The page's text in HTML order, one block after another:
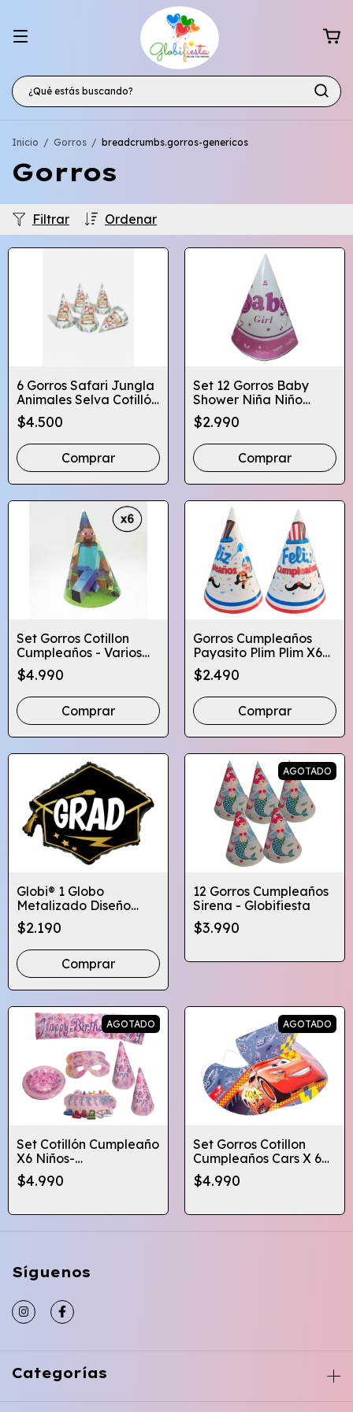
Inicio / Gorros / breadcrumbs.gorros-genericos
Gorros
Ordenar
Filtrar
6 Gorros Safari Jungla
Animales Selva Cotillón
Cumpleaños
$4.500
Set 12 Gorros Baby
Shower Niña Niño
Cotillón Celebración
$2.990
Comprar
Set Gorros Cotillon
Cumpleaños - Varios
Personajes - X6 Pcs
$4.990
Comprar
Gorros Cumpleaños
Payasito Plim Plim X6
Unidades Globifiesta
$2.490
Comprar
Globi® 1 Globo
Metalizado Diseño
Graduación - Varios
Diseños
$2.190
Comprar
AGOTADO
12 Gorros Cumpleaños
Sirena - Globifiesta
$3.990
AGOTADO
Set Cotillón Cumpleaño
X6 Niños-
Gorros/silbatos
Globifiesta
$4.990
AGOTADO
Set Gorros Cotillon
Cumpleaños Cars X 6
Unidades
$4.990
Síguenos
Categorías